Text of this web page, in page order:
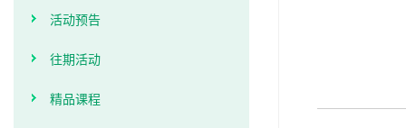
活动预告
往期活动
精品课程